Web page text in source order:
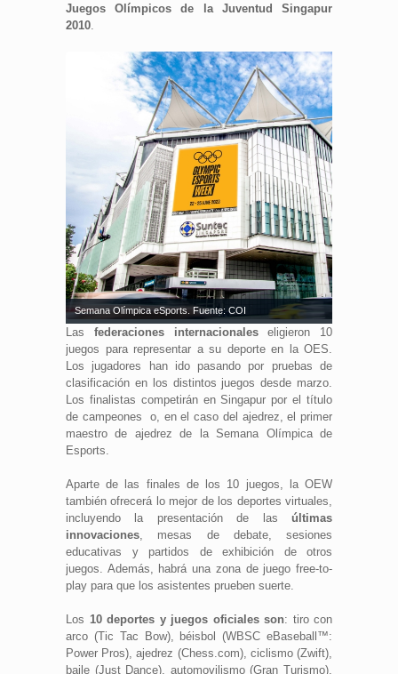
Juegos Olímpicos de la Juventud Singapur
2010.
Semana Olímpica eSports. Fuente: COI
Las federaciones internacionaleseligieron 10
juegos para representar a su deporte en la OES.
Los jugadores han ido pasando por pruebas de
clasificación en los distintos juegos desde marzo.
Los finalistas competirán en Singapur por el título
de campeones o, en el caso del ajedrez, el primer
maestro de ajedrez de la Semana Olímpica de
Esports.
Aparte de las finales de los 10 juegos, la OEW
también ofrecerá lo mejor de los deportes virtuales,
incluyendo la presentación de las últimas
innovaciones, mesas de debate, sesiones
educativas y partidos de exhibición de otros
juegos. Además, habrá una zona de juego free-to-
play para que los asistentes prueben suerte.
Los 10 deportes y juegos oficiales son: tiro con
arco (Tic Tac Bow), béisbol (WBSC eBaseball™:
Power Pros), ajedrez (Chess.com), ciclismo (Zwift),
baile (Just Dance), automovilismo (Gran Turismo),